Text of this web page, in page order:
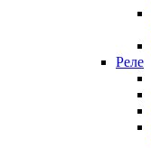
Реле